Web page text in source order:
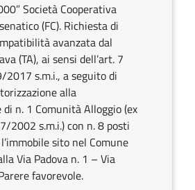
Società Cooperativa
(FC). Richiesta di
avanzata dal
(TA), ai sensi dell’art. 7
2017 s.m.i., a seguito di
alla
di n. 1 Comunità Alloggio (ex
2002 s.m.i.) con n. 8 posti
sito nel Comune
Via Padova n. 1 – Via
favorevole.